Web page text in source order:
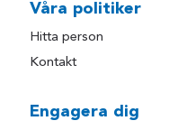
Våra politiker
Hitta person
Kontakt
Engagera dig